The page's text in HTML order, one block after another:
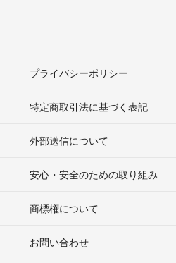
プライバシーポリシー
特定商取引法に基づく表記
外部送信について
安心・安全のための取り組み
商標権について
お問い合わせ